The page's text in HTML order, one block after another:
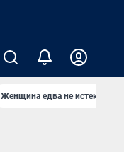
Женщина едва не истекла